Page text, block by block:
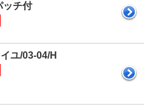
ッチ付
ユ/03-04/H